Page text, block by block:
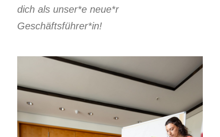
dich als unser*e neue*r
Geschäftsführer*in!